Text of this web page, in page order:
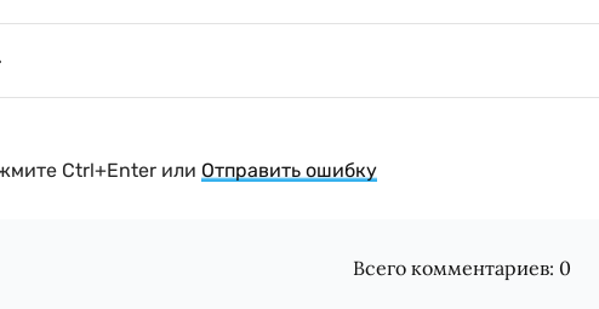
Ctrl+Enter или Отправить ошибку
Всего комментариев: 0